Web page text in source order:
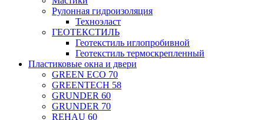
Рулонная гидроизоляция
Техноэласт
ГЕОТЕКСТИЛЬ
Геотекстиль иглопробивной
Геотекстиль термоскрепленный
Пластиковые окна и двери
GREEN ECO 70
GREENTECH 58
GRUNDER 60
GRUNDER 70
REHAU 60